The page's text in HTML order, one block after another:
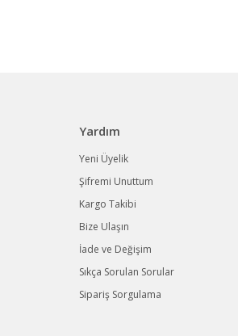
Yardım
Yeni Üyelik
Şifremi Unuttum
Kargo Takibi
Bize Ulaşın
İade ve Değişim
Sıkça Sorulan Sorular
Sipariş Sorgulama